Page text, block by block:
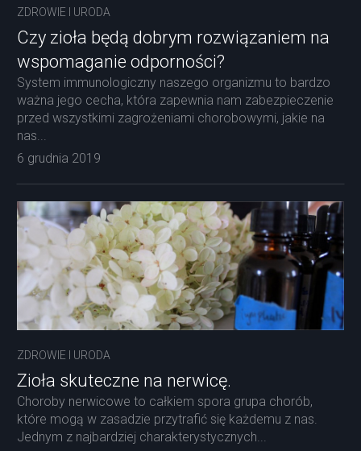
ZDROWIE I URODA
Czy zioła będą dobrym rozwiązaniem na
wspomaganie odporności?
System immunologiczny naszego organizmu to bardzo
ważna jego cecha, która zapewnia nam zabezpieczenie
przed wszystkimi zagrożeniami chorobowymi, jakie na
nas...
6 grudnia 2019
ZDROWIE I URODA
Zioła skuteczne na nerwicę.
Choroby nerwicowe to całkiem spora grupa chorób,
które mogą w zasadzie przytrafić się każdemu z nas.
Jednym z najbardziej charakterystycznych...